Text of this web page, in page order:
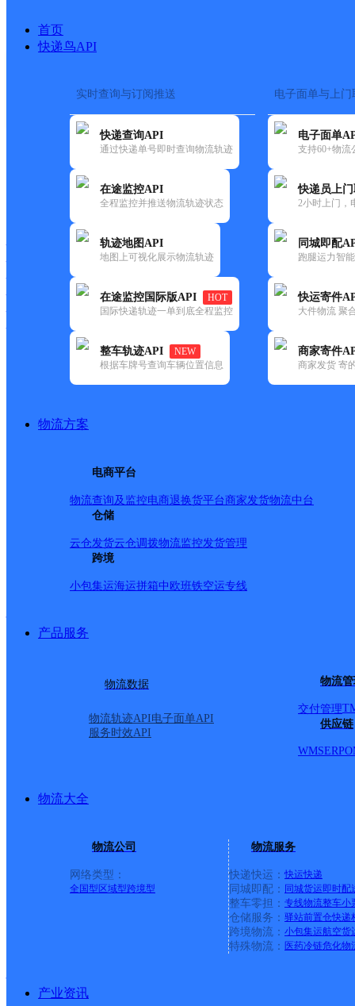
首页
快递鸟API
实时查询与订阅推送
快递查询API
通过快递单号即时查询物流轨迹
在途监控API
全程监控并推送物流轨迹状态
轨迹地图API
地图上可视化展示物流轨迹
在途监控国际版API
HOT
国际快递轨迹一单到底全程监控
整车轨迹API
NEW
根据车牌号查询车辆位置信息
电子面单与上门
电子面单
支持60+物流
快递员上
2小时上门，
同城即配
跑腿运力智
快运寄件
大件物流 聚
商家寄件
商家发货 寄
物流方案
电商平台
物流查询及监控电商退换货平台商家发货物流中台
仓储
云仓发货云仓调拨物流监控发货管理
跨境
小包集运海运拼箱中欧班铁空运专线
产品服务
物流数据
物流轨迹API电子面单API
服务时效API
物流
交付管理
供应链
WMSERP
物流大全
物流公司
网络类型：
全国型 区域型跨境型
物流服务
快递快运： 快运快递
同城即配： 同城货运即时配
整车零担： 专线物流整车小
仓储服务： 驿站前置仓快递
跨境物流： 小包集运航空货
特殊物流： 医药冷链危化物
产业资讯
快递大全> 快递网
快运大全 快递时效
网点筛选
政国内(149) 圆通速递(58) 韵达速递(98) 宅急送(1) 中通快递(52)
包河区(29)
邮政国内,合肥市,快递网
派送范围:-详情